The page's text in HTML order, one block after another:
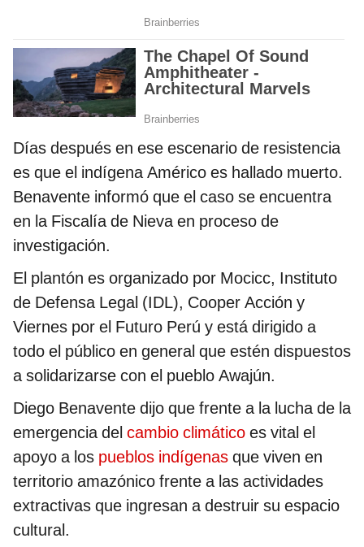
Días después en ese escenario de resistencia
es que el indígena Américo es hallado muerto.
Benavente informó que el caso se encuentra
en la Fiscalía de Nieva en proceso de
investigación.
El plantón es organizado por Mocicc, Instituto
de Defensa Legal (IDL), Cooper Acción y
Viernes por el Futuro Perú y está dirigido a
todo el público en general que estén dispuestos
a solidarizarse con el pueblo Awajún.
Diego Benavente dijo que frente a la lucha de la
emergencia del cambio climático es vital el
apoyo a los pueblos indígenas que viven en
territorio amazónico frente a las actividades
extractivas que ingresan a destruir su espacio
cultural.